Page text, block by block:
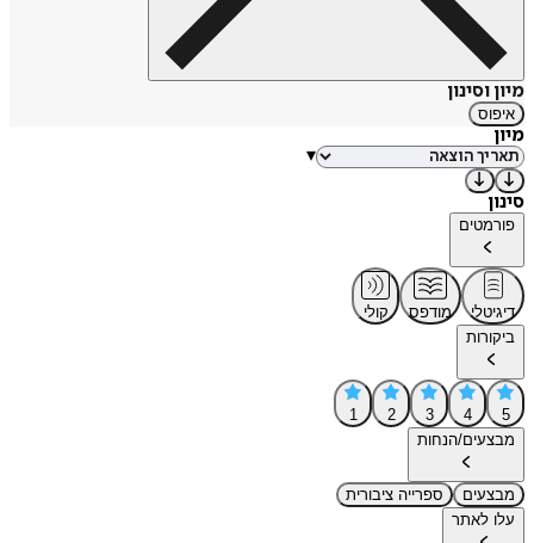
מיון וסינון
איפוס
מיון
▾
סינון
פורמטים
דיגיטלי מודפס
קולי
ביקורות
5
4
3
2
1
מבצעים/הנחות
מבצעים
ספרייה ציבורית
עלו לאתר